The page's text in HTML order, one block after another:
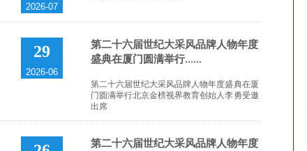
2026-07
29
2026-06
第二十六届世纪大采风品牌人物年度
盛典在厦门圆满举行......
第二十六届世纪大采风品牌人物年度盛典在厦
门圆满举行北京金榜视界教育创始人李勇受邀
出席
第二十六届世纪大采风品牌人物年度